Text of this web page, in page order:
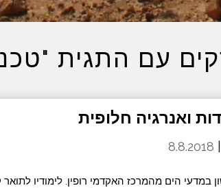
עם התגית
8.8.2018
במדעי הים מהמרכז האקדמי רופין. לימודיו לתואר